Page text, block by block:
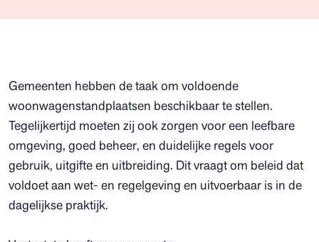
Gemeenten hebben de taak om voldoende
woonwagenstandplaatsen beschikbaar te stellen.
Tegelijkertijd moeten zij ook zorgen voor een leefbare
omgeving, goed beheer, en duidelijke regels voor
gebruik, uitgifte en uitbreiding. Dit vraagt om beleid dat
voldoet aan wet- en regelgeving en uitvoerbaar is in de
dagelijkse praktijk.